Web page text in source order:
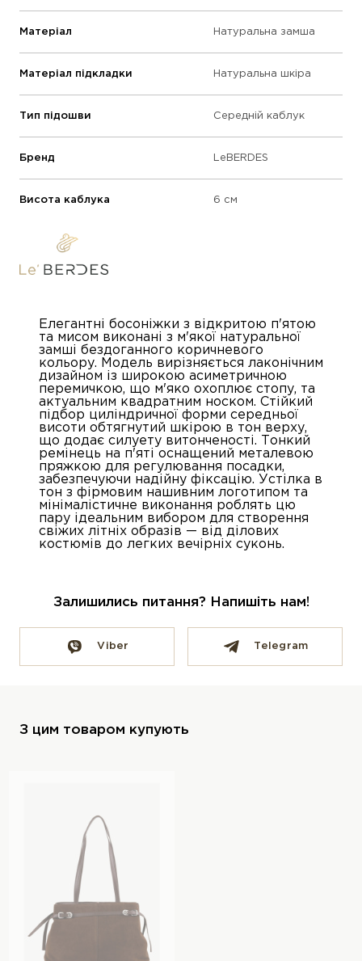
Матеріал Натуральна замша
Матеріал підкладки Натуральна шкіра
Тип підошви Середній каблук
Бренд LeBERDES
Висота каблука 6 см
Елегантні босоніжки з відкритою п'ятою
та мисом виконані з м'якої натуральної
замші бездоганного коричневого
кольору. Модель вирізняється лаконічним
дизайном із широкою асиметричною
перемичкою, що м'яко охоплює стопу, та
актуальним квадратним носком. Стійкий
підбор циліндричної форми середньої
висоти обтягнутий шкірою в тон верху,
що додає силуету витонченості. Тонкий
ремінець на п'яті оснащений металевою
пряжкою для регулювання посадки,
забезпечуючи надійну фіксацію. Устілка в
тон з фірмовим нашивним логотипом та
мінімалістичне виконання роблять цю
пару ідеальним вибором для створення
свіжих літніх образів — від ділових
костюмів до легких вечірніх суконь.
Залишились питання? Напишіть нам!
Viber Telegram
З цим товаром купують